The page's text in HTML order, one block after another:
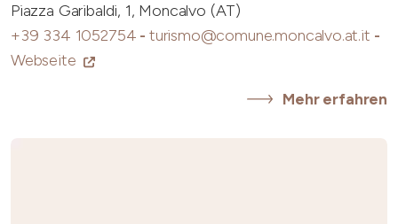
Piazza Garibaldi, 1, Moncalvo (AT)
+39 334 1052754 - turismo@comune.moncalvo.at.it -
Webseite
Mehr erfahren